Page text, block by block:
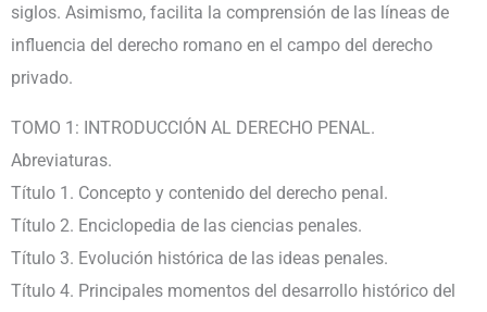
siglos. Asimismo, facilita la comprensión de las líneas de
influencia del derecho romano en el campo del derecho
privado.
TOMO 1: INTRODUCCIÓN AL DERECHO PENAL.
Abreviaturas.
Título 1. Concepto y contenido del derecho penal.
Título 2. Enciclopedia de las ciencias penales.
Título 3. Evolución histórica de las ideas penales.
Título 4. Principales momentos del desarrollo histórico del